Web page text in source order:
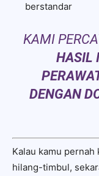
berstandar
KAMI
HASIL
DENGAN
Kalau kamu
hilang-timbul,